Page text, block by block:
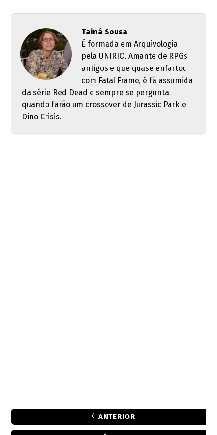
Tainá Sousa
É formada em Arquivologia
pela UNIRIO. Amante de RPGs
antigos e que quase enfartou
com Fatal Frame, é fã assumida
da série Red Dead e sempre se pergunta
quando farão um crossover de Jurassic Park e
Dino Crisis.
ANTERIOR